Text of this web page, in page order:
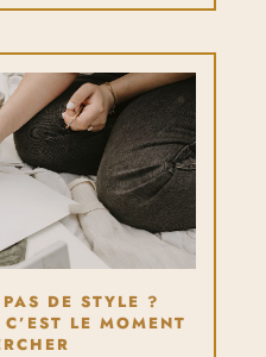
DE STYLE ?
LE MOMENT